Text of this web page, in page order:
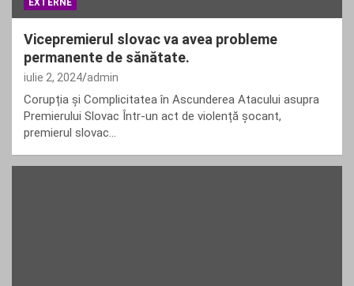
EXTERNE
Vicepremierul slovac va avea probleme
permanente de sănătate.
iulie 2, 2024 admin
Corupția și Complicitatea în Ascunderea Atacului asupra
Premierului Slovac Într-un act de violență șocant,
premierul slovac…